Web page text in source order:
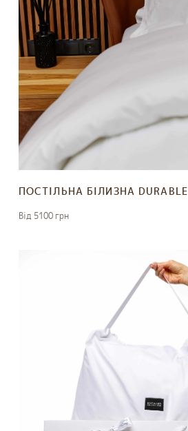
ПОСТІЛЬНА БІЛИЗНА DURABLE
Вiд 5100 грн